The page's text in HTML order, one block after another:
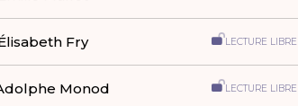
Fry LECTURE LIBRE
Monod LECTURE LIBRE